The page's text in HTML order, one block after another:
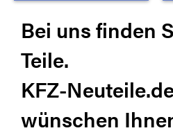
Bei uns finden
Teile.
KFZ-
wünschen